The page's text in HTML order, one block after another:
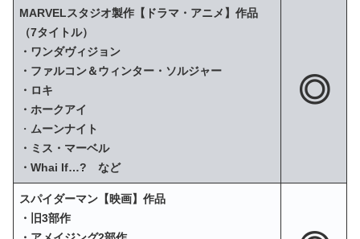
MARVELスタジオ製作【ドラマ・アニメ】作品
（7タイトル）
・ワンダヴィジョン
・ファルコン＆ウィンター・ソルジャー
・ロキ
・ホークアイ
・ ムーンナイト
・ミス・マーベル
・Whai If…? など
◎
スパイダーマン【映画】作品
・旧3部作